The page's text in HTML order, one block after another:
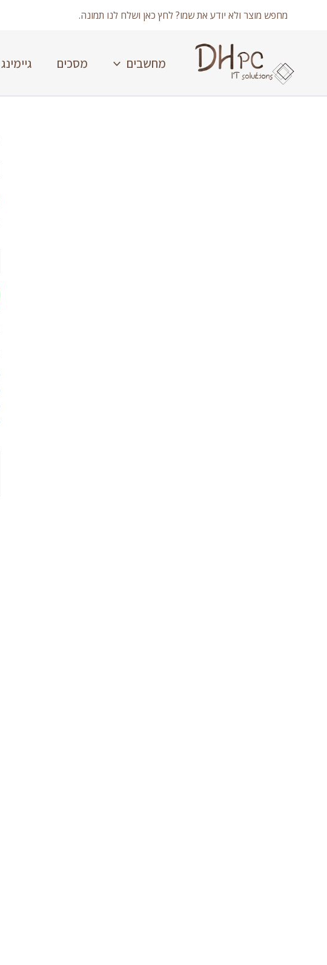
מחפש מוצר ולא יודע את שמו? לחץ כאן ושלח לנו תמונה.
מחשבים מסכים גיימינג